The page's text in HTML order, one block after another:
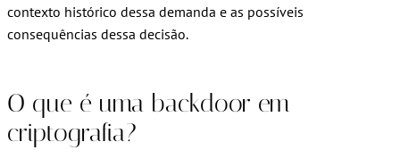
contexto histórico dessa demanda e as possíveis
consequências dessa decisão.
O que é uma backdoor em
criptografia?